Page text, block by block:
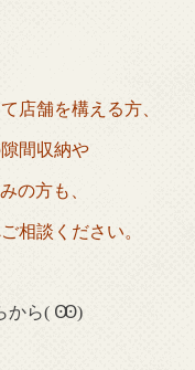
店舗を構える方、
間収納や
の方も、
相談ください。
から( Ꙭ)